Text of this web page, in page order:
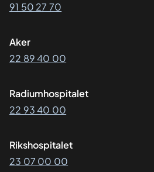
91 50 27 70
Aker
22 89 40 00
Radiumhospitalet
22 93 40 00
Rikshospitalet
23 07 00 00